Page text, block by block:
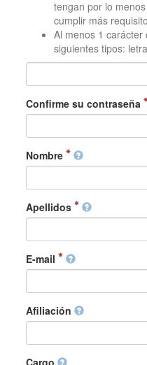
tengan por lo
cumplir más
Al menos 1
siguientes tipos:
Confirme su contraseña
Nombre
Apellidos
E-mail
Afiliación
Cargo